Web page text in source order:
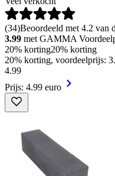
(34)Beoordeeld met 4.2 van
3.99 met GAMMA
20% korting20% korting
20% korting, voordeelprijs:
4.99
Prijs: 4.99 euro